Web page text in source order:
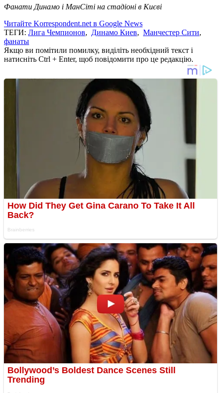
Фанати Динамо і МанСіті на стадіоні в Києві
Читайте Korrespondent.net в Google News
ТЕГИ: Лига Чемпионов, Динамо Киев, Манчестер Сити,
фанаты
Якщо ви помітили помилку, виділіть необхідний текст і
натисніть Ctrl + Enter, щоб повідомити про це редакцію.